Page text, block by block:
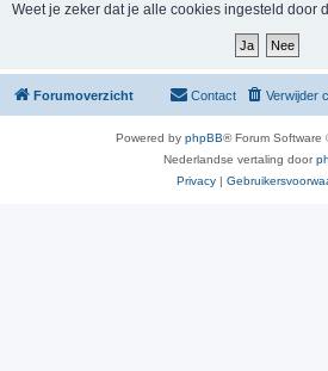
Weet je zeker dat je alle cookies ingesteld door
Forumoverzicht Verwijder
Contact
Powered by phpBB® Forum Software
Nederlandse vertaling door
Privacy |